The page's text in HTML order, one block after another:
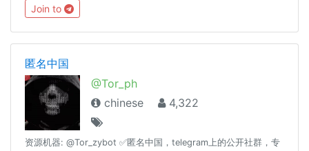
https://hackmd.io/s/B1EXFDtxZ
Join to
匿名中国
@Tor_ph
chinese
4,322
资源机器: @Tor_zybot ✅匿名中国，telegram上的公开社群，专